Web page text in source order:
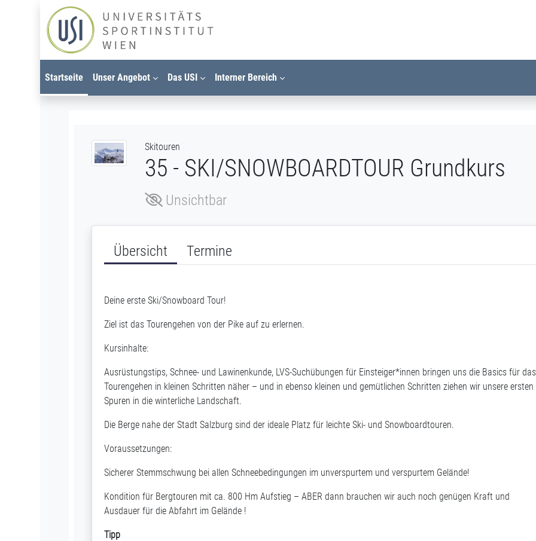
Zum Hauptinhalt
Startseite Unser Angebot Das USI Interner Bereich
Skitouren
35 - SKI/SNOWBOARDTOUR Grundkurs
Unsichtbar
Übersicht Termine
Deine erste Ski/Snowboard Tour!
Ziel ist das Tourengehen von der Pike auf zu erlernen.
Kursinhalte:
Ausrüstungstips, Schnee- und Lawinenkunde, LVS-Suchübungen für Einsteiger*innen bringen uns die Basics für das
Tourengehen in kleinen Schritten näher – und in ebenso kleinen und gemütlichen Schritten ziehen wir unsere ersten
Spuren in die winterliche Landschaft.
Die Berge nahe der Stadt Salzburg sind der ideale Platz für leichte Ski- und Snowboardtouren.
Voraussetzungen:
Sicherer Stemmschwung bei allen Schneebedingungen im unverspurtem und verspurtem Gelände!
Kondition für Bergtouren mit ca. 800 Hm Aufstieg – ABER dann brauchen wir auch noch genügen Kraft und
Ausdauer für die Abfahrt im Gelände !
Tipp